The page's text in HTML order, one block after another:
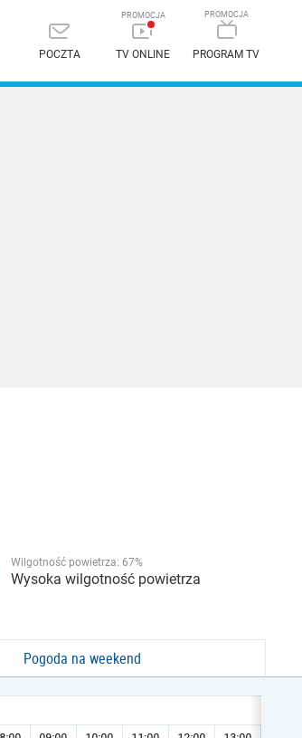
POCZTA TV ONLINE PROGRAM TV
Wilgotność powietrza: 67%
Wysoka wilgotność powietrza
Pogoda na weekend